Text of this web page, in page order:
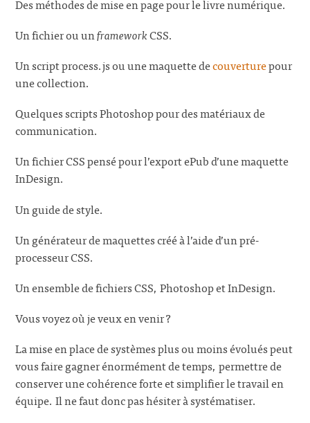
Des méthodes de mise en page pour le livre numérique.
Un fichier ou unframeworkCSS.
Un script process.js ou une maquette decouverturepour
une collection.
Quelques scripts Photoshop pour des matériaux de
communication.
Un fichier CSS pensé pour l’export ePub d’une maquette
InDesign.
Un guide de style.
Un générateur de maquettes créé à l’aide d’un pré-
processeur CSS.
Un ensemble de fichiers CSS, Photoshop et InDesign.
Vous voyez où je veux en venir ?
La mise en place de systèmes plus ou moins évolués peut
vous faire gagner énormément de temps, permettre de
conserver une cohérence forte et simplifier le travail en
équipe. Il ne faut donc pas hésiter à systématiser.